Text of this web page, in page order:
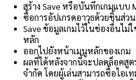
สร้าง Save หรือบันทึกเกมแบบ
ซื้อการอัปเกรดอาวุธด้วยชิ้นส่
Save ข้อมูลเกมไว้ในช่องอื่นไม่
หลัก
ออกไปยังหน้าเมนูหลักของเกม
ผลที่ได้หลังจากนี้จะปลดล็อคสูต
จำกัด โดยผู้เล่นสามารถซื้อไอเ